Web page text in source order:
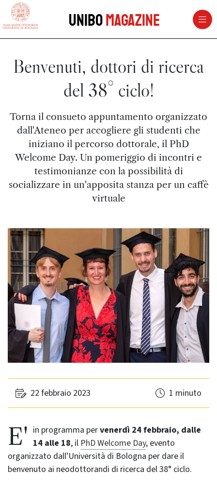
vai al contenuto della pagina
UniboMagazine
Benvenuti, dottori di ricerca
del 38° ciclo!
Torna il consueto appuntamento organizzato
dall'Ateneo per accogliere gli studenti che
iniziano il percorso dottorale, il PhD
Welcome Day. Un pomeriggio di incontri e
testimonianze con la possibilità di
socializzare in un'apposita stanza per un caffè
virtuale
22 febbraio 2023 1 minuto
E' in programma pervenerdì 24 febbraio, dalle
14 alle 18, il PhD Welcome Day, evento
organizzato dall'Università di Bologna per dare il
benvenuto ai neodottorandi di ricerca del 38° ciclo.